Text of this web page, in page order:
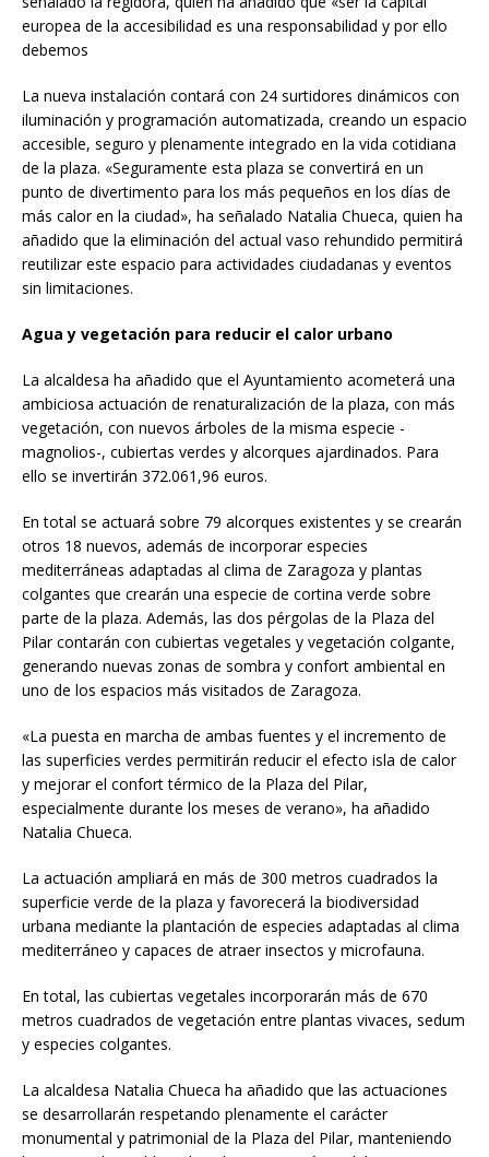
europea de la accesibilidad es una responsabilidad y por ello
debemos
La nueva instalación contará con 24 surtidores dinámicos con
iluminación y programación automatizada, creando un espacio
accesible, seguro y plenamente integrado en la vida cotidiana
de la plaza. «Seguramente esta plaza se convertirá en un
punto de divertimento para los más pequeños en los días de
más calor en la ciudad», ha señalado Natalia Chueca, quien ha
añadido que la eliminación del actual vaso rehundido permitirá
reutilizar este espacio para actividades ciudadanas y eventos
sin limitaciones.
Agua y vegetación para reducir el calor urbano
La alcaldesa ha añadido que el Ayuntamiento acometerá una
ambiciosa actuación de renaturalización de la plaza, con más
vegetación, con nuevos árboles de la misma especie -
magnolios-, cubiertas verdes y alcorques ajardinados. Para
ello se invertirán 372.061,96 euros.
En total se actuará sobre 79 alcorques existentes y se crearán
otros 18 nuevos, además de incorporar especies
mediterráneas adaptadas al clima de Zaragoza y plantas
colgantes que crearán una especie de cortina verde sobre
parte de la plaza. Además, las dos pérgolas de la Plaza del
Pilar contarán con cubiertas vegetales y vegetación colgante,
generando nuevas zonas de sombra y confort ambiental en
uno de los espacios más visitados de Zaragoza.
«La puesta en marcha de ambas fuentes y el incremento de
las superficies verdes permitirán reducir el efecto isla de calor
y mejorar el confort térmico de la Plaza del Pilar,
especialmente durante los meses de verano», ha añadido
Natalia Chueca.
La actuación ampliará en más de 300 metros cuadrados la
superficie verde de la plaza y favorecerá la biodiversidad
urbana mediante la plantación de especies adaptadas al clima
mediterráneo y capaces de atraer insectos y microfauna.
En total, las cubiertas vegetales incorporarán más de 670
metros cuadrados de vegetación entre plantas vivaces, sedum
y especies colgantes.
La alcaldesa Natalia Chueca ha añadido que las actuaciones
se desarrollarán respetando plenamente el carácter
monumental y patrimonial de la Plaza del Pilar, manteniendo